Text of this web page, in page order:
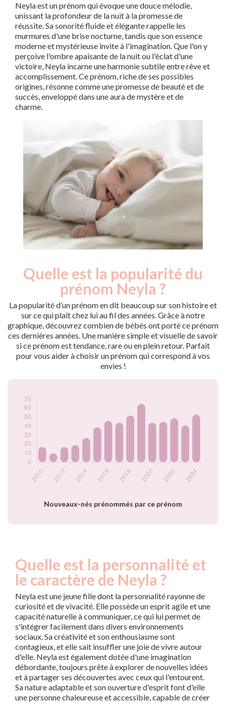
Neyla est un prénom qui évoque une douce mélodie,
unissant la profondeur de la nuit à la promesse de
réussite. Sa sonorité fluide et élégante rappelle les
murmures d'une brise nocturne, tandis que son essence
moderne et mystérieuse invite à l'imagination. Que l'on y
perçoive l'ombre apaisante de la nuit ou l'éclat d'une
victoire, Neyla incarne une harmonie subtile entre rêve et
accomplissement. Ce prénom, riche de ses possibles
origines, résonne comme une promesse de beauté et de
succès, enveloppé dans une aura de mystère et de
charme.
Quelle est la popularité du
prénom Neyla ?
La popularité d’un prénom en dit beaucoup sur son histoire et
sur ce qui plaît chez lui au fil des années. Grâce à notre
graphique, découvrez combien de bébés ont porté ce prénom
ces dernières années. Une manière simple et visuelle de savoir
si ce prénom est tendance, rare ou en plein retour. Parfait
pour vous aider à choisir un prénom qui correspond à vos
envies !
Nouveaux-nés prénommés par ce prénom
Popularité du
Année
Nouveaux-
nés
2010
17
2011
10
2012
17
2013
19
2014
27
2015
39
2019
2020
2021
2022
2023
41
53
Quelle est la personnalité et
le caractère de Neyla ?
Neyla est une jeune fille dont la personnalité rayonne de
curiosité et de vivacité. Elle possède un esprit agile et une
capacité naturelle à communiquer, ce qui lui permet de
s'intégrer facilement dans divers environnements
sociaux. Sa créativité et son enthousiasme sont
contagieux, et elle sait insuffler une joie de vivre autour
d'elle. Neyla est également dotée d'une imagination
débordante, toujours prête à explorer de nouvelles idées
et à partager ses découvertes avec ceux qui l'entourent.
Sa nature adaptable et son ouverture d'esprit font d'elle
une personne chaleureuse et accessible, capable de créer